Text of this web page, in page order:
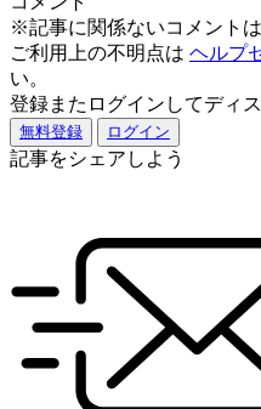
※記事に関係ないコメントは
ご利用上の不明点は ヘルプ
い。
登録またログインしてディ
無料登録 ログイン
記事をシェアしよう